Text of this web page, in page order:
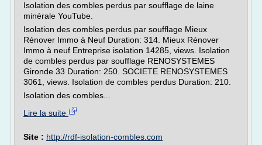
Isolation des combles perdus par soufflage de laine
minérale YouTube.
Isolation des combles perdus par soufflage Mieux
Rénover Immo à Neuf Duration: 314. Mieux Rénover
Immo à neuf Entreprise isolation 14285, views. Isolation
de combles perdus par soufflage RENOSYSTEMES
Gironde 33 Duration: 250. SOCIETE RENOSYSTEMES
3061, views. Isolation de combles perdus Duration: 210.
Isolation des combles...
Lire la suite
Site : http://rdf-isolation-combles.com